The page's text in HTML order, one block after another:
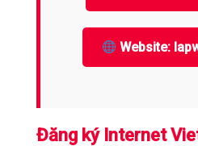
Website:
Đăng ký Internet